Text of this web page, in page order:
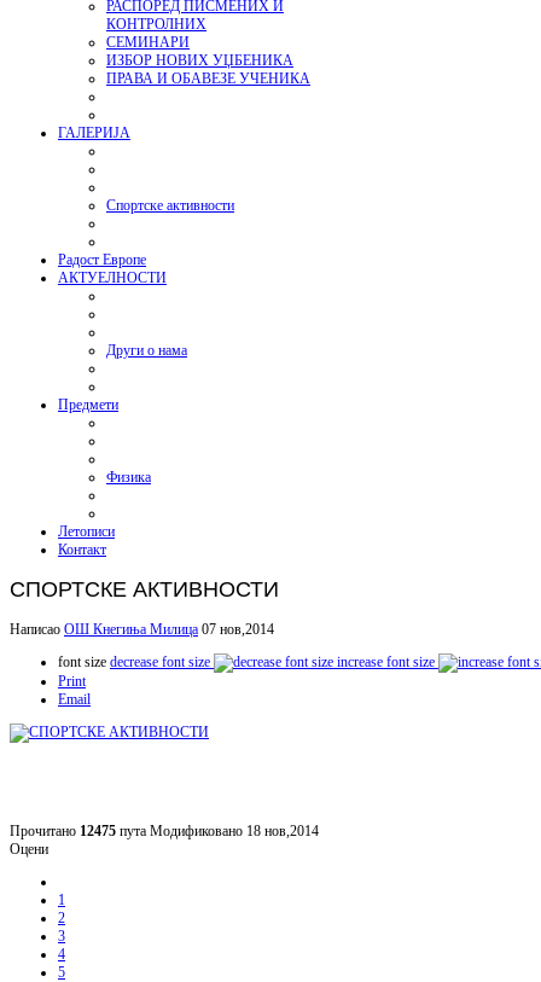
РАСПОРЕД ПИСМЕНИХ И
КОНТРОЛНИХ
СЕМИНАРИ
ИЗБОР НОВИХ УЏБЕНИКА
ПРАВА И ОБАВЕЗЕ УЧЕНИКА
ГАЛЕРИЈА
Спортске активности
Радост Европе
АКТУЕЛНОСТИ
Други о нама
Предмети
Физика
Летописи
Контакт
СПОРТСКЕ АКТИВНОСТИ
Написао ОШ Кнегиња Милица 07 нов,2014
font size decrease font size
increase font size
Print
Email
Прочитано 12475 пута Модификовано 18 нов,2014
Оцени
1
2
3
4
5